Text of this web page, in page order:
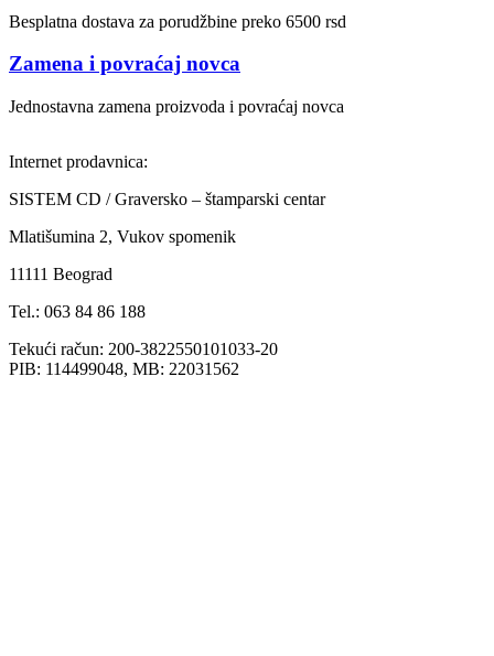
Besplatna dostava za porudžbine preko 6500 rsd
Zamena i povraćaj novca
Jednostavna zamena proizvoda i povraćaj novca
Internet prodavnica:
SISTEM CD / Graversko – štamparski centar
Mlatišumina 2, Vukov spomenik
11111 Beograd
Tel.: 063 84 86 188
Tekući račun: 200-3822550101033-20
PIB: 114499048, MB: 22031562